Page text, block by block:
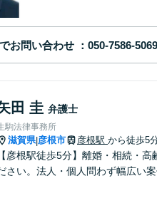
お問い合わせ
田 圭 弁護士
駒法律事務所
滋賀県|彦根市 彦根駅 から徒歩5
【彦根駅徒歩5分】離婚・相続・
さい。法人・個人問わず幅広い